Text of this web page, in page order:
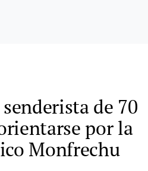
de 70
por la
Monfrechu